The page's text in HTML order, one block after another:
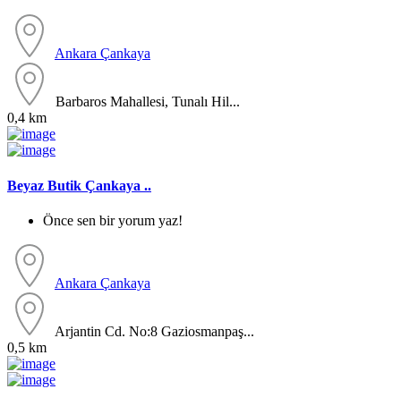
Ankara Çankaya
Barbaros Mahallesi, Tunalı Hil...
0,4 km
Beyaz Butik Çankaya ..
Önce sen bir yorum yaz!
Ankara Çankaya
Arjantin Cd. No:8 Gaziosmanpaş...
0,5 km